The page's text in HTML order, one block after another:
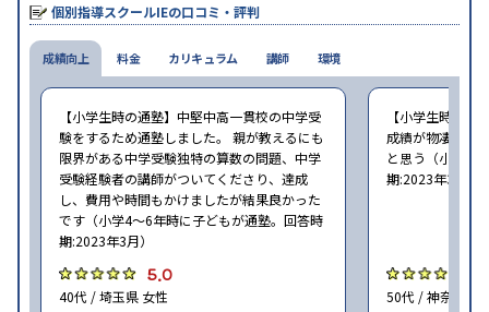
個別指導スクールIEの口コミ・評判
成績向上
【小学生時の通塾】中堅中高一貫校の中学受
験をするため通塾しました。 親が教えるにも
限界がある中学受験独特の算数の問題、中学
受験経験者の講師がついてくださり、達成
し、費用や時間もかけましたが結果良かった
です（小学4〜6年時に子どもが通塾。回答時
期:2023年3月）
5.0
40代 / 埼玉県 女性
【小学生時の通
成績が物凄く悪
と思う（小学6
期:2023年3月）
50代 / 神奈川県
料金 カリキュラム 講師 環境